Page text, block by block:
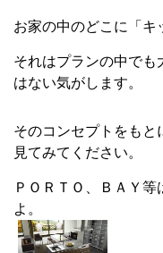
お家の中のどこに「キ
それはプランの中で
はない気がします。
そのコンセプトをもと
見てみてください。
ＰＯＲＴＯ、ＢＡＹ
よ。